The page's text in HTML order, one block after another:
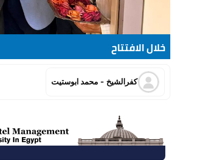
خلال الافتتاح
كفرالشيخ - محمد ابوستيت